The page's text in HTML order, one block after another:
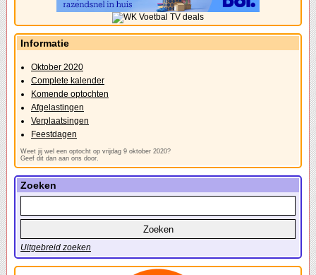
Informatie
Oktober 2020
Complete kalender
Komende optochten
Afgelastingen
Verplaatsingen
Feestdagen
Weet jij wel een optocht op vrijdag 9 oktober 2020?
Geef dit dan aan ons door.
Zoeken
Uitgebreid zoeken